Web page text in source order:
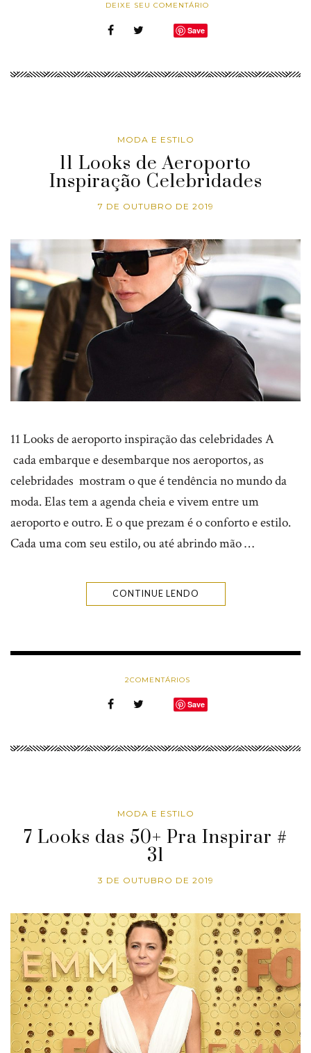
DEIXE SEU COMENTÁRIO
Save
MODA E ESTILO
11 Looks de Aeroporto
Inspiração Celebridades
7 DE OUTUBRO DE 2019
11 Looks de aeroporto inspiração das celebridades A
cada embarque e desembarque nos aeroportos, as
celebridades mostram o que é tendência no mundo da
moda. Elas tem a agenda cheia e vivem entre um
aeroporto e outro. E o que prezam é o conforto e estilo.
Cada uma com seu estilo, ou até abrindo mão …
CONTINUE LENDO
2COMENTÁRIOS
Save
MODA E ESTILO
7 Looks das 50+ Pra Inspirar #
31
3 DE OUTUBRO DE 2019